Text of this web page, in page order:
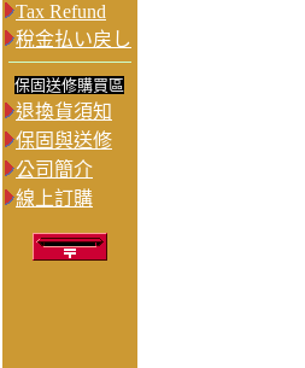
Tax Refund
稅金払い戻し
保固送修購買區
退換貨須知
保固與送修
公司簡介
線上訂購